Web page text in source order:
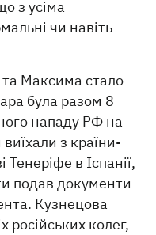
з усіма
чи навіть
Максима стало
була разом 8
нападу РФ на
з країни-
в Іспанії,
подав документи
Кузнецова
російських колег,